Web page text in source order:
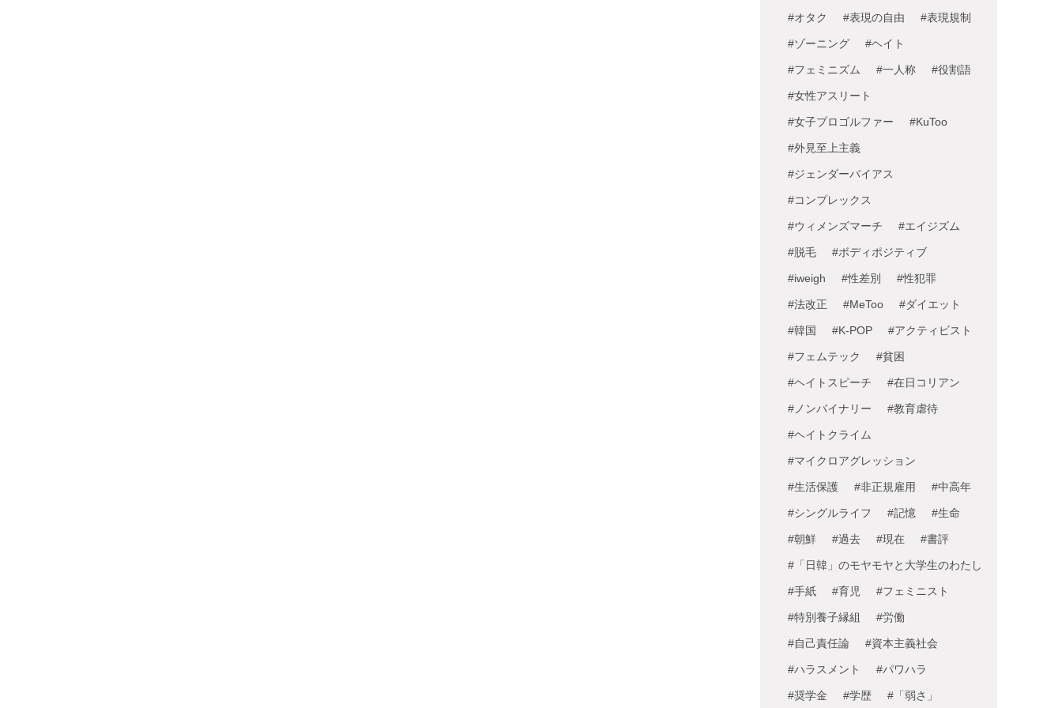
#オタク #表現の自由 #表現規制
#ゾーニング #ヘイト
#フェミニズム #一人称 #役割語
#女性アスリート
#女子プロゴルファー #KuToo
#外見至上主義
#ジェンダーバイアス
#コンプレックス
#ウィメンズマーチ #エイジズム
#脱毛 #ボディポジティブ
#iweigh #性差別 #性犯罪
#法改正 #MeToo #ダイエット
#韓国 #K-POP #アクティビスト
#フェムテック #貧困
#ヘイトスピーチ #在日コリアン
#ノンバイナリー #教育虐待
#ヘイトクライム
#マイクロアグレッション
#生活保護 #非正規雇用 #中高年
#シングルライフ #記憶 #生命
#朝鮮 #過去 #現在 #書評
#「日韓」のモヤモヤと大学生のわたし
#手紙 #育児 #フェミニスト
#特別養子縁組 #労働
#自己責任論 #資本主義社会
#ハラスメント #パワハラ
#奨学金 #学歴 #「弱さ」